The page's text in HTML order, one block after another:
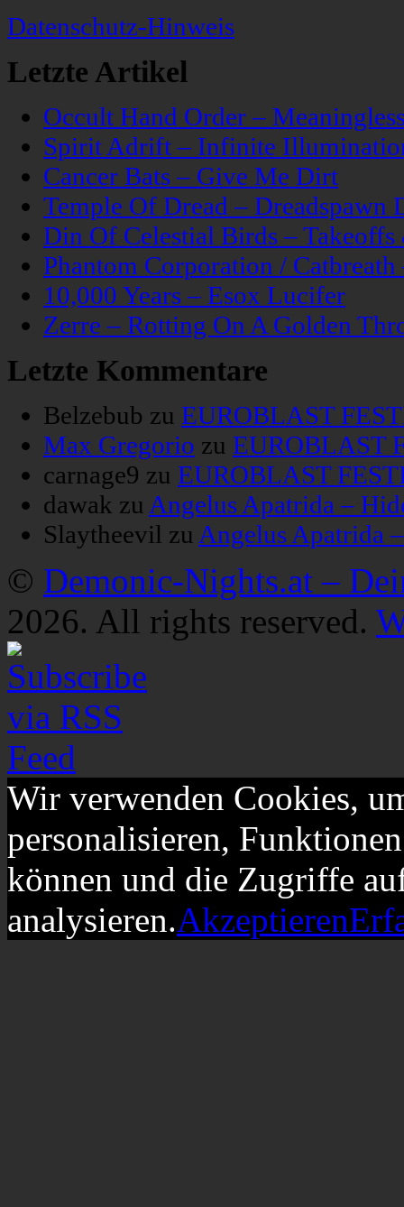
Datenschutz-Hinweis
Letzte Artikel
Occult Hand Order –
Spirit Adrift – Infinite
Cancer Bats – Give Me Dirt
Temple Of Dread – Dreadspawn
Din Of Celestial Birds –
Phantom Corporation /
10,000 Years – Esox Lucifer
Zerre – Rotting On A Golden
Letzte Kommentare
Belzebub zu EUROBLAST
Max Gregorio zu EUROBLAST
carnage9 zu EUROBLAST
dawak zu Angelus Apatrida –
Slaytheevil zu Angelus Apatrida
© Demonic-Nights.at –
2026. All rights reserved.
Wir verwenden Cookies,
personalisieren,
können und die Zugriffe
analysieren.Akzeptieren